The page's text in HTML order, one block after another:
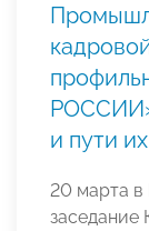
и пути
20 марта в